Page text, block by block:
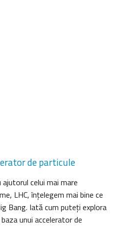
de particule
ajutorul celui mai mare
LHC, înţelegem mai bine ce
Bang. Iată cum puteţi explora
unui accelerator de